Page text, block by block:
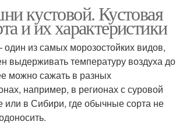
кустовой. Кустовая
и их характеристики
из самых морозостойких видов,
выдерживать температуру воздуха до
можно сажать в разных
например, в регионах с суровой
или в Сибири, где обычные сорта не